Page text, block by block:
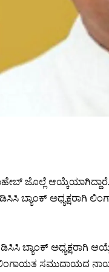
ಜೊಲ್ಲೆ
ಬ್ಯಾಂಕ್ ಅಧ್ಯಕ್ಷರಾಗಿ
ಬ್ಯಾಂಕ್ ಅಧ್ಯಕ್ಷರಾಗಿ
ಲಿಂಗಾಯತ ಸಮುದಾಯದ